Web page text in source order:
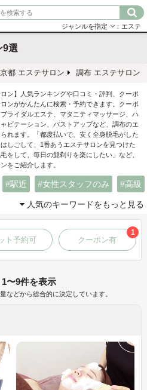
ジャンルを指定 ：エステ
9選
都 エステサロン 調布 エステサロン
ン】人気ランキングや口コミ・評判、クーポ
ンがかんたんに検索・予約できます。クーポ
ライダルエステ、マタニティマッサージ、ハ
ビテーション、バストアップなど、調布のエ
れます。「都度払いで、安く全身脱毛がした
しごして、1番あうエステサロンを見つけた
をして、毎日の髭剃りを楽にしたい」など、
をご紹介します。
駅近 女性スタッフのみ 高級
人気のキーワードをもっと見る
ト予約可 クーポン有
1
〜9件を表示
などから総合的に決定しています。